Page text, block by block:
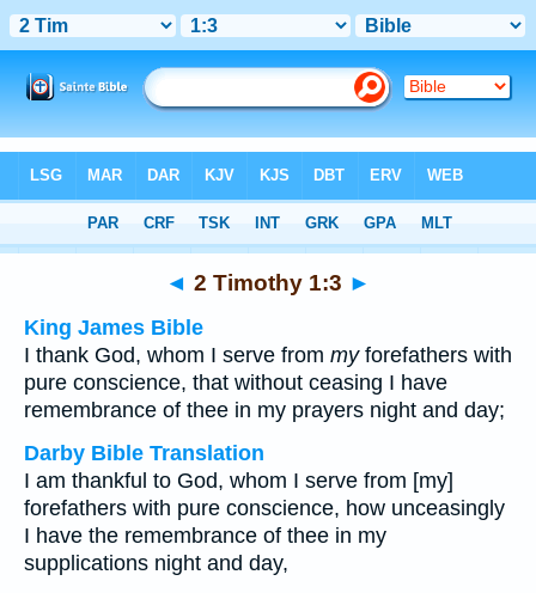
> 2 Timothy 1:3
◄ 2 Timothy 1:3 ►
King James Bible
I thank God, whom I serve from myforefathers with
pure conscience, that without ceasing I have
remembrance of thee in my prayers night and day;
Darby Bible Translation
I am thankful to God, whom I serve from [my]
forefathers with pure conscience, how unceasingly
I have the remembrance of thee in my
supplications night and day,